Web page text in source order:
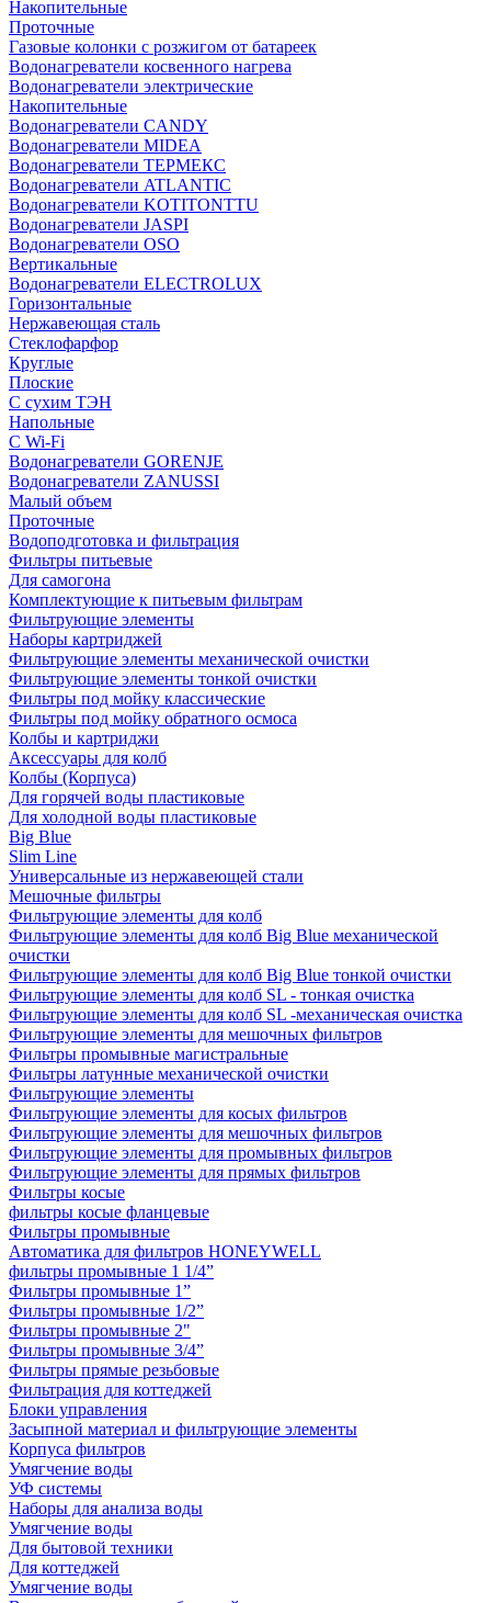
Накопительные
Проточные
Газовые колонки с розжигом от батареек
Водонагреватели косвенного нагрева
Водонагреватели электрические
Накопительные
Водонагреватели CANDY
Водонагреватели MIDEA
Водонагреватели ТЕРМЕКС
Водонагреватели ATLANTIC
Водонагреватели KOTITONTTU
Водонагреватели JASPI
Водонагреватели OSO
Вертикальные
Водонагреватели ELECTROLUX
Горизонтальные
Нержавеющая сталь
Стеклофарфор
Круглые
Плоские
С сухим ТЭН
Напольные
С Wi-Fi
Водонагреватели GORENJE
Водонагреватели ZANUSSI
Малый объем
Проточные
Водоподготовка и фильтрация
Фильтры питьевые
Для самогона
Комплектующие к питьевым фильтрам
Фильтрующие элементы
Наборы картриджей
Фильтрующие элементы механической очистки
Фильтрующие элементы тонкой очистки
Фильтры под мойку классические
Фильтры под мойку обратного осмоса
Колбы и картриджи
Аксессуары для колб
Колбы (Корпуса)
Для горячей воды пластиковые
Для холодной воды пластиковые
Big Blue
Slim Line
Универсальные из нержавеющей стали
Мешочные фильтры
Фильтрующие элементы для колб
Фильтрующие элементы для колб Big Blue механической
очистки
Фильтрующие элементы для колб Big Blue тонкой очистки
Фильтрующие элементы для колб SL - тонкая очистка
Фильтрующие элементы для колб SL -механическая очистка
Фильтрующие элементы для мешочных фильтров
Фильтры промывные магистральные
Фильтры латунные механической очистки
Фильтрующие элементы
Фильтрующие элементы для косых фильтров
Фильтрующие элементы для мешочных фильтров
Фильтрующие элементы для промывных фильтров
Фильтрующие элементы для прямых фильтров
Фильтры косые
фильтры косые фланцевые
Фильтры промывные
Автоматика для фильтров HONEYWELL
фильтры промывные 1 1/4”
Фильтры промывные 1”
Фильтры промывные 1/2”
Фильтры промывные 2"
Фильтры промывные 3/4”
Фильтры прямые резьбовые
Фильтрация для коттеджей
Блоки управления
Засыпной материал и фильтрующие элементы
Корпуса фильтров
Умягчение воды
УФ системы
Наборы для анализа воды
Умягчение воды
Для бытовой техники
Для коттеджей
Умягчение воды